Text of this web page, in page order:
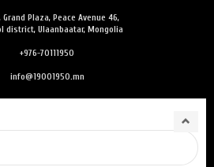
Grand Plaza, Peace Avenue 46,
district, Ulaanbaatar, Mongolia
+976-70111950
info@19001950.mn